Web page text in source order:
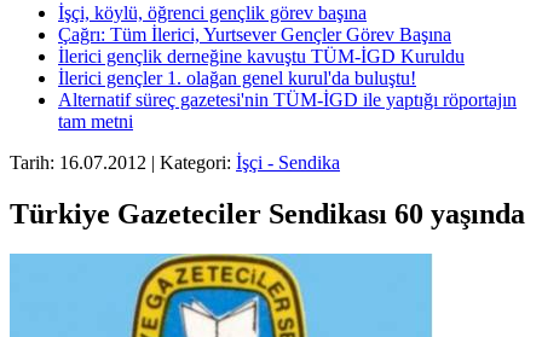
İşçi, köylü, öğrenci gençlik görev başına
Çağrı: Tüm İlerici, Yurtsever Gençler Görev Başına
İlerici gençlik derneğine kavuştu TÜM-İGD Kuruldu
İlerici gençler 1. olağan genel kurul'da buluştu!
Alternatif süreç gazetesi'nin TÜM-İGD ile yaptığı röportajın
tam metni
Tarih: 16.07.2012 | Kategori: İşçi - Sendika
Türkiye Gazeteciler Sendikası 60 yaşında